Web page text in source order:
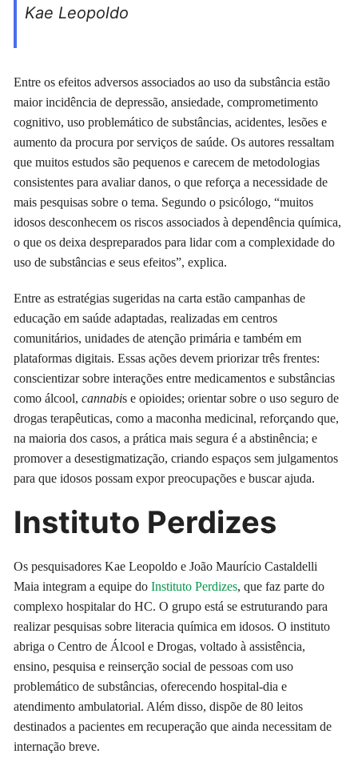
Kae Leopoldo
Entre os efeitos adversos associados ao uso da substância estão
maior incidência de depressão, ansiedade, comprometimento
cognitivo, uso problemático de substâncias, acidentes, lesões e
aumento da procura por serviços de saúde. Os autores ressaltam
que muitos estudos são pequenos e carecem de metodologias
consistentes para avaliar danos, o que reforça a necessidade de
mais pesquisas sobre o tema. Segundo o psicólogo, “muitos
idosos desconhecem os riscos associados à dependência química,
o que os deixa despreparados para lidar com a complexidade do
uso de substâncias e seus efeitos”, explica.
Entre as estratégias sugeridas na carta estão campanhas de
educação em saúde adaptadas, realizadas em centros
comunitários, unidades de atenção primária e também em
plataformas digitais. Essas ações devem priorizar três frentes:
conscientizar sobre interações entre medicamentos e substâncias
como álcool,cannabis e opioides; orientar sobre o uso seguro de
drogas terapêuticas, como a maconha medicinal, reforçando que,
na maioria dos casos, a prática mais segura é a abstinência; e
promover a desestigmatização, criando espaços sem julgamentos
para que idosos possam expor preocupações e buscar ajuda.
Instituto Perdizes
Os pesquisadores Kae Leopoldo e João Maurício Castaldelli
Maia integram a equipe doInstituto Perdizes, que faz parte do
complexo hospitalar do HC. O grupo está se estruturando para
realizar pesquisas sobre literacia química em idosos. O instituto
abriga o Centro de Álcool e Drogas, voltado à assistência,
ensino, pesquisa e reinserção social de pessoas com uso
problemático de substâncias, oferecendo hospital-dia e
atendimento ambulatorial. Além disso, dispõe de 80 leitos
destinados a pacientes em recuperação que ainda necessitam de
internação breve.